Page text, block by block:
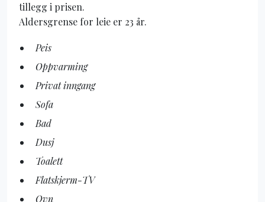
tillegg i prisen.
Aldersgrense for leie er 23 år.
Peis
Oppvarming
Privat inngang
Sofa
Bad
Dusj
Toalett
Flatskjerm-TV
Ovn